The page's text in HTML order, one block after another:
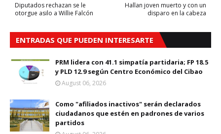
Hallan joven muerto y con un
disparo en la cabeza
Diputados rechazan se le
otorgue asilo a Willie Falcón
ENTRADAS QUE PUEDEN INTERESARTE
PRM lidera con 41.1 simpatía partidaria; FP 18.5
y PLD 12.9 según Centro Económico del Cibao
August 06, 2026
Como "afiliados inactivos" serán declarados
ciudadanos que estén en padrones de varios
partidos